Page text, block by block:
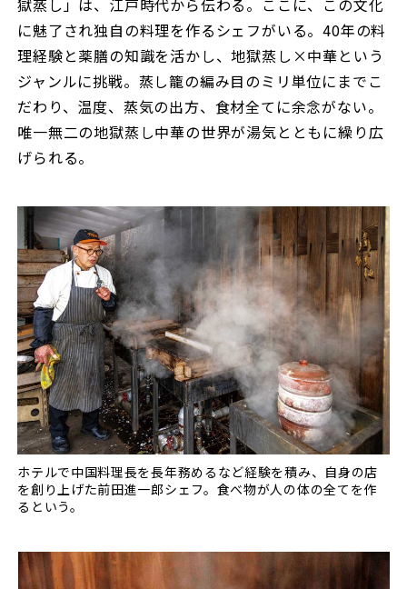
獄蒸し」は、江戸時代から伝わる。ここに、この文化
に魅了され独自の料理を作るシェフがいる。40年の料
理経験と薬膳の知識を活かし、地獄蒸し×中華という
ジャンルに挑戦。蒸し籠の編み目のミリ単位にまでこ
だわり、温度、蒸気の出方、食材全てに余念がない。
唯一無二の地獄蒸し中華の世界が湯気とともに繰り広
げられる。
ホテルで中国料理長を長年務めるなど経験を積み、自身の店
を創り上げた前田進一郎シェフ。食べ物が人の体の全てを作
るという。